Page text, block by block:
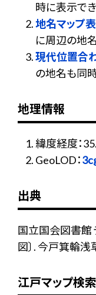
時に表示でき
地名マップ
に周辺の地
現代位置合
の地名も同
地理情報
緯度経度：
GeoLOD：
出典
国立国会図書館
図〕. 今戸箕輪浅
江戸マップ検索